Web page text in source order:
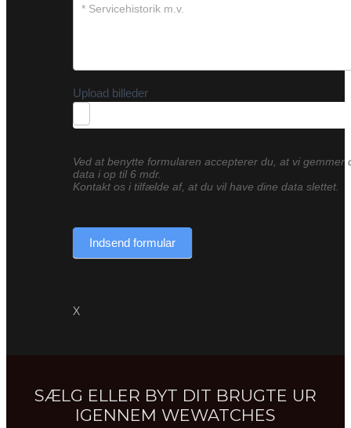
Upload billeder
Ved at benytte formularen accepterer du, at vi gemmer
data i op til 6 mdr.
Kontakt os i tilfælde af, at du vil have dine data slettet.
Indsend formular
X
SÆLG ELLER BYT DIT BRUGTE UR
IGENNEM WEWATCHES